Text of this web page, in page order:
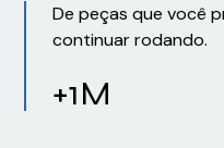
De peças que você
continuar rodando.
+1M